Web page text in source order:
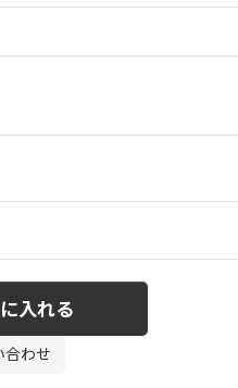
入れる
合わせ